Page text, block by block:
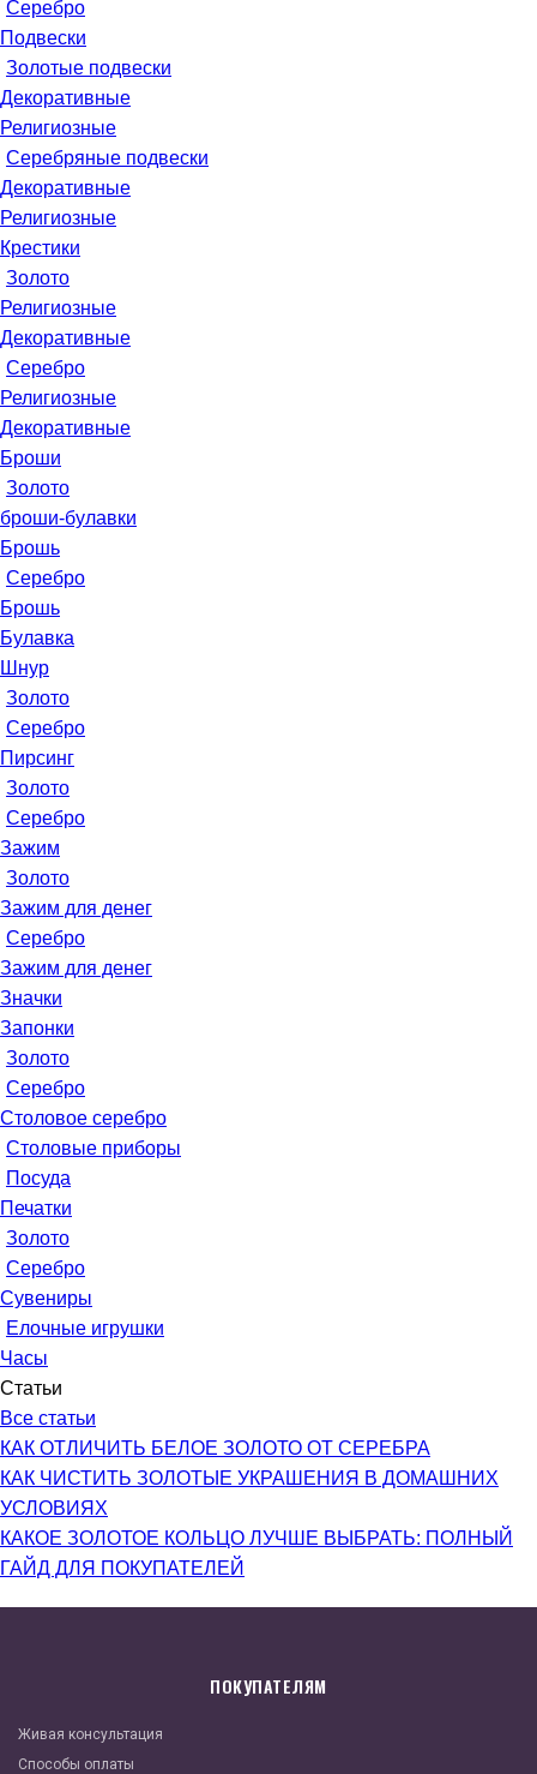
Серебро
Подвески
Золотые подвески
Декоративные
Религиозные
Серебряные подвески
Декоративные
Религиозные
Крестики
Золото
Религиозные
Декоративные
Серебро
Религиозные
Декоративные
Броши
Золото
броши-булавки
Брошь
Серебро
Брошь
Булавка
Шнур
Золото
Серебро
Пирсинг
Золото
Серебро
Зажим
Золото
Зажим для денег
Серебро
Зажим для денег
Значки
Запонки
Золото
Серебро
Столовое серебро
Столовые приборы
Посуда
Печатки
Золото
Серебро
Сувениры
Елочные игрушки
Часы
Статьи
Все статьи
КАК ОТЛИЧИТЬ БЕЛОЕ ЗОЛОТО ОТ СЕРЕБРА
КАК ЧИСТИТЬ ЗОЛОТЫЕ УКРАШЕНИЯ В ДОМАШНИХ
УСЛОВИЯХ
КАКОЕ ЗОЛОТОЕ КОЛЬЦО ЛУЧШЕ ВЫБРАТЬ: ПОЛНЫЙ
ГАЙД ДЛЯ ПОКУПАТЕЛЕЙ
ПОКУПАТЕЛЯМ
Живая консультация
Способы оплаты